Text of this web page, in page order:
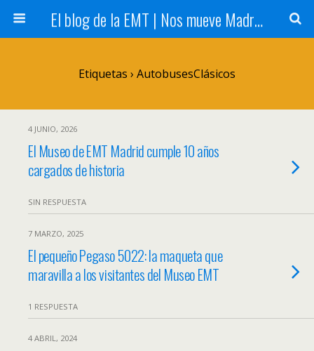
El blog de la EMT | Nos mueve Madrid
Etiquetas › AutobusesClásicos
4 JUNIO, 2026
El Museo de EMT Madrid cumple 10 años
cargados de historia
SIN RESPUESTA
7 MARZO, 2025
El pequeño Pegaso 5022: la maqueta que
maravilla a los visitantes del Museo EMT
1 RESPUESTA
4 ABRIL, 2024